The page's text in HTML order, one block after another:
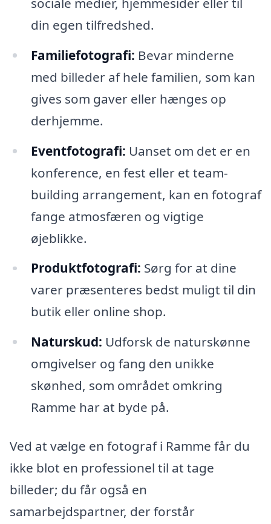
din egen tilfredshed.
Familiefotografi: Bevar minderne
med billeder af hele familien, som kan
gives som gaver eller hænges op
derhjemme.
Eventfotografi: Uanset om det er en
konference, en fest eller et team-
building arrangement, kan en fotograf
fange atmosfæren og vigtige
øjeblikke.
Produktfotografi: Sørg for at dine
varer præsenteres bedst muligt til din
butik eller online shop.
Naturskud: Udforsk de naturskønne
omgivelser og fang den unikke
skønhed, som området omkring
Ramme har at byde på.
Ved at vælge en fotograf i Ramme får du
ikke blot en professionel til at tage
billeder; du får også en
samarbejdspartner, der forstår